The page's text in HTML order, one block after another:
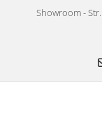
Showroom -